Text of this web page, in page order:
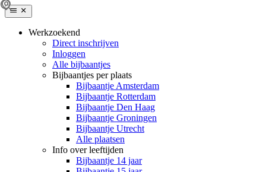
Werkzoekend
Direct inschrijven
Inloggen
Alle bijbaantjes
Bijbaantjes per plaats
Bijbaantje Amsterdam
Bijbaantje Rotterdam
Bijbaantje Den Haag
Bijbaantje Groningen
Bijbaantje Utrecht
Alle plaatsen
Info over leeftijden
Bijbaantje 14 jaar